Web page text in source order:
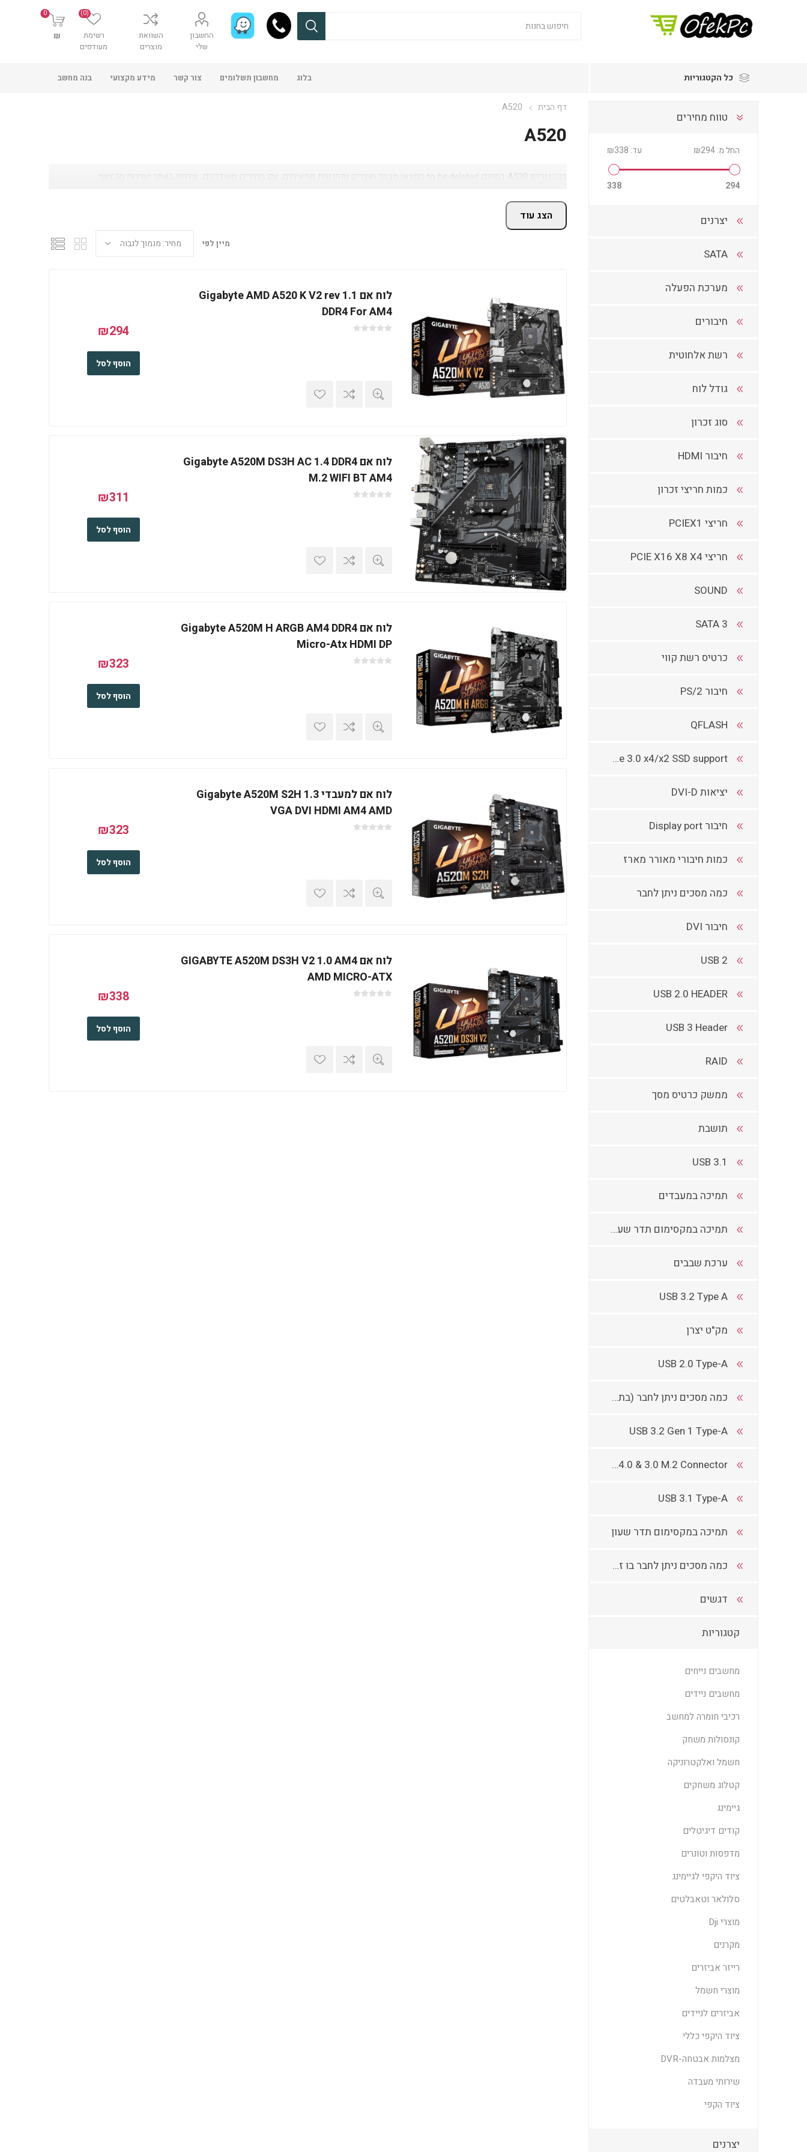
החשבון
שלי
השוואת
מוצרים
רשימת
מעודפים
(0)
0
₪
כל הקטגוריות בלוג מחשבון תשלומים צור קשר מידע מקצועי בנה מחשב
דף הבית A520
A520
הצג עוד
מיין לפי
לוח אם Gigabyte AMD A520 K V2 rev 1.1
DDR4 For AM4
₪294
הוסף לסל
לוח אם Gigabyte A520M DS3H AC 1.4 DDR4
M.2 WIFI BT AM4
₪311
הוסף לסל
לוח אם Gigabyte A520M H ARGB AM4 DDR4
Micro-Atx HDMI DP
₪323
הוסף לסל
לוח אם למעבדי Gigabyte A520M S2H 1.3
VGA DVI HDMI AM4 AMD
₪323
הוסף לסל
לוח אם GIGABYTE A520M DS3H V2 1.0 AM4
AMD MICRO-ATX
₪338
הוסף לסל
טווח מחירים
החל מ:₪294 עד: ₪338
294
338
יצרנים
SATA
מערכת הפעלה
חיבורים
רשת אלחוטית
גודל לוח
סוג זכרון
חיבור HDMI
כמות חריצי זכרון
חריצי PCIEX1
חריצי PCIE X16 X8 X4
SOUND
SATA 3
כרטיס רשת קווי
חיבור PS/2
QFLASH
Socket 3, M key, type 2260/2280/22110 SATA and PCIe 3.0 x4/x2 SSD support
יציאות DVI-D
חיבור Display port
כמות חיבורי מאורר מארז
כמה מסכים ניתן לחבר
חיבור DVI
USB 2
USB 2.0 HEADER
USB 3 Header
RAID
ממשק כרטיס מסך
תושבת
USB 3.1
תמיכה במעבדים
תמיכה במקסימום תדר שעוון
ערכת שבבים
USB 3.2 Type A
מק"ט יצרן
USB 2.0 Type-A
כמה מסכים ניתן לחבר (בתנאי למעבד יש ליבה גרפית)
USB 3.2 Gen 1 Type-A
NVMe PCIe 4.0 & 3.0 M.2 Connector
USB 3.1 Type-A
תמיכה במקסימום תדר שעון
כמה מסכים ניתן לחבר בו זמנית
דגשים
קטגוריות
מחשבים נייחים
מחשבים ניידים
רכיבי חומרה למחשב
קונסולות משחק
חשמל ואלקטרוניקה
קטלוג משחקים
גיימינג
קודים דיגיטלים
מדפסות וטונרים
ציוד היקפי לגיימינג
סלולאר וטאבלטים
מוצרי Dji
מקרנים
רייזר אביזרים
מוצרי חשמל
אביזרים לניידים
ציוד היקפי כללי
מצלמות אבטחה-DVR
שירותי מעבדה
ציוד הקפי
יצרנים